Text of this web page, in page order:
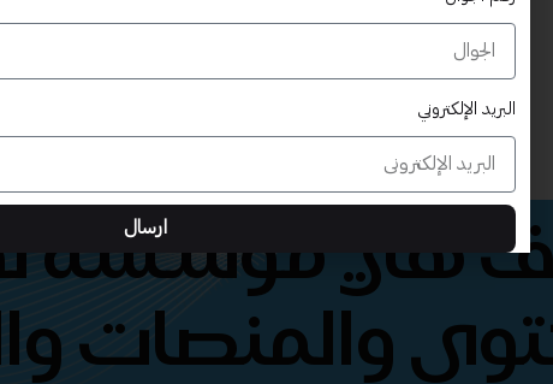
هي مؤسسة
والمنصات
البريد الإلكتروني
ارسال